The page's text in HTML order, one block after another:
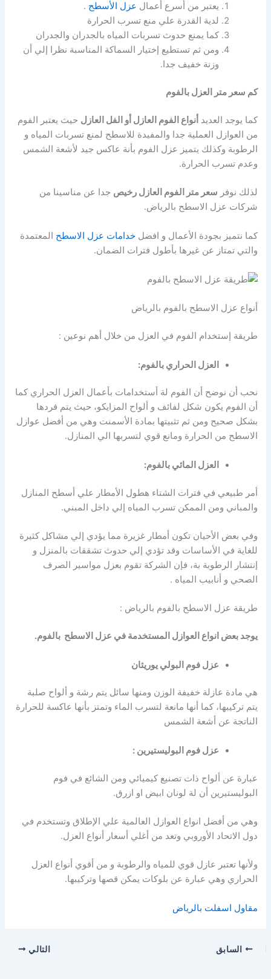
يعتبر من أسرع أعمال عزل الأسطح .
لدية القدرة علي منع تسرب الحرارة
كما يمنع حدوث تسربات المياه بالجدران والجدران
ومن ثم تستطيع إختيار السماكة المناسبة نظرا إلي أن
وزنة خفيف جدا.
كم سعر متر العزل بالفوم
كما يوجد العديد أنواع الفوم العازل أو الفل العازل حيث يعتبر الفوم
من العوازل العملية جدا والمفيدة للاسطح لمنع تسربات المياه و
الرطوبة وكذلك يتميز عزل الفوم بأنة عاكس جيد لأشعة الشمس
وعدم تسرب الحرارة.
لذلك نوفر سعر متر الفوم العازل رخيص جدا عن مناسينا من
شركات عزل الاسطح بالرياض.
كما نتميز بجودة الأعمال و افضلخدامات عزل الاسطح المعتمدة
والتي تمتاز عن غيرها بأطول فترات الضمان.
أنواع عزل الاسطح بالفوم بالرياض
طريقة إستخدام الفوم في العزل من خلال أهم نوعين :
العزل الحراري بالفوم:
نحب أن نوضح أن الفوم لة أستخدامات بأعمال العزل الحراري كما
أن الفوم يكون شكل لفائف و ألواح المزايكو، حيث يتم فردها
بشكل صحيح ومن ثم تثبيتها بمادة الأسمنت وهي من أفضل عوازل
الاسطح من الحرارة ومانع قوي لتسربها الي المنازل.
العزل المائي بالفوم:
أمر طبيعي في فترات الشتاء هطول الأمطار علي أسطح المنازل
والمباني ومن الممكن تسرب المياه إلي داخل المبني.
وفي بعض الأحيان تكون أمطار غزيرة مما يؤدي إلي مشاكل كثيرة
للغاية في الأساسات وقد تؤدي إلي حدوث تشققات بالمنزل و
إنتشار الرطوبة بة، فإن الشركة تقوم بعزل مواسير الصرف
الصحي و أنابيب المياه .
طريقة عزل الاسطح بالفوم بالرياض :
يوجد بعض انواع العوازل المستخدمة في عزل الاسطح بالفوم.
عزل فوم البولي يوريثان
هي مادة عازلة خفيفة الوزن ومنها سائل يتم رشة و ألواح صلبة
يتم تركيبها، كما أنها مانعة لتسرب الماء وتمتز بأنها عاكسة للحرارة
الناتجة عن أشعة الشمس
عزل فوم البوليستيرين :
عبارة عن ألواح ذات تصنيع كيميائي ومن الشائع في فوم
البوليستيرين أن لة لونان ابيض او ازرق.
وهي من أفضل انواع العوازل العالمية علي الإطلاق وتستخدم في
دول الاتحاد الأوروبي وتعد من أغلي أسعار أنواع العزل.
ولأنها تعتبر عازل قوي للمياه والرطوبة و من أقوي أنواع العزل
الحراري وهي عبارة عن بلوكات يمكن قصها وتركيبها.
مقاول اسفلت بالرياض
السابق التالي